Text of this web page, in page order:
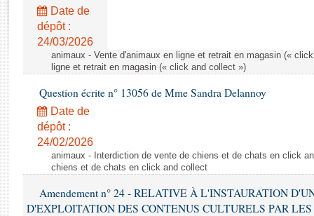
Rapports législatifs
Rapports sur l'application des lois
Baromètre de l’application des lois
Dossiers législatifs
Budget et sécurité sociale
Questions écrites et orales
Comptes rendus des débats
Date de
dépôt :
24/03/2026
animaux - Vente d'animaux en ligne et retrait en magasin («
ligne et retrait en magasin (« click and collect »)
Question écrite n° 13056 de Mme Sandra Delannoy
Date de
dépôt :
24/02/2026
animaux - Interdiction de vente de chiens et de chats en click
chiens et de chats en click and collect
Amendement n° 24 - RELATIVE À L'INSTAURATION
D'EXPLOITATION DES CONTENUS CULTURELS PAR LES